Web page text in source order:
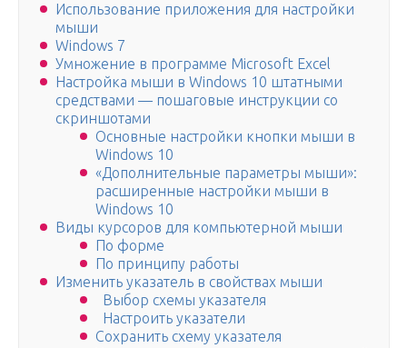
Использование приложения для настройки
мыши
Windows 7
Умножение в программе Microsoft Excel
Настройка мыши в Windows 10 штатными
средствами — пошаговые инструкции со
скриншотами
Основные настройки кнопки мыши в
Windows 10
«Дополнительные параметры мыши»:
расширенные настройки мыши в
Windows 10
Виды курсоров для компьютерной мыши
По форме
По принципу работы
Изменить указатель в свойствах мыши
Выбор схемы указателя
Настроить указатели
Сохранить схему указателя